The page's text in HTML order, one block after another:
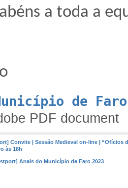
a toda a
de
PDF document
Convite | Sessão Medieval on-line | “Ofícios
às 18h
Anais do Município de Faro 2023